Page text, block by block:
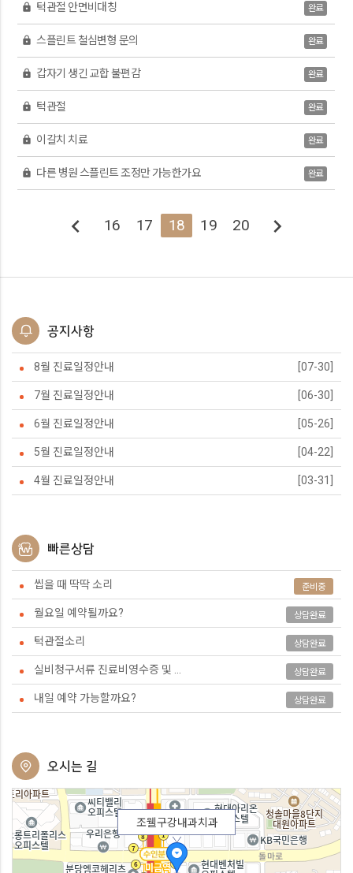
lock 턱관절 안면비대칭 완료
lock 스플린트 철심변형 문의 완료
lock 갑자기 생긴 교합 불편감 완료
lock 턱관절 완료
lock 이갈치 치료 완료
lock 다른 병원 스플린트 조정만 가능한가요 완료
chevron_left 16 17 18 19 20 chevron_right
공지사항
8월 진료일정안내 [07-30]
7월 진료일정안내 [06-30]
6월 진료일정안내 [05-26]
5월 진료일정안내 [04-22]
4월 진료일정안내 [03-31]
빠른상담
씹을 때 딱딱 소리 준비중
월요일 예약될까요? 상담완료
턱관절소리 상담완료
실비청구서류 진료비영수증 및 ... 상담완료
내일 예약 가능할까요? 상담완료
오시는 길
조웰구강내과치과